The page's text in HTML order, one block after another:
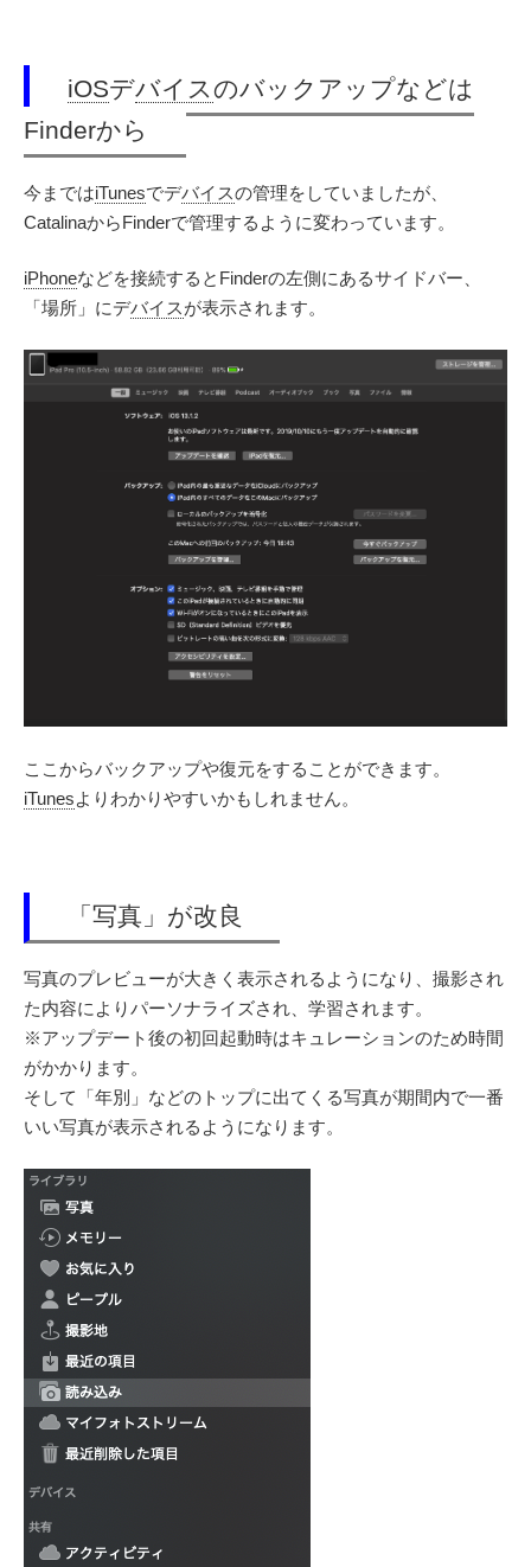
iOSデバイスのバックアップなどは
Finderから
今まではiTunesでデバイスの管理をしていましたが、
CatalinaからFinderで管理するように変わっています。
iPhoneなどを接続するとFinderの左側にあるサイドバー、
「場所」にデバイスが表示されます。
ここからバックアップや復元をすることができます。
iTunesよりわかりやすいかもしれません。
「写真」が改良
写真のプレビューが大きく表示されるようになり、撮影され
た内容によりパーソナライズされ、学習されます。
※アップデート後の初回起動時はキュレーションのため時間
がかかります。
そして「年別」などのトップに出てくる写真が期間内で一番
いい写真が表示されるようになります。